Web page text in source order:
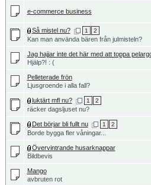
e-commerce business
Så mistel nu? 1 2
Kan man använda bären från julmisteln?
Jag hajjar inte det här med att toppa
Hjälp?! : (
Pelleterade frön
Ljusgroende i alla fall?
luktärt mfl nu? 1 2
räcker dagsljuset nu?
Det börjar bli fullt nu 1 2
Borde bygga fler våningar...
Övervintrande husarknappar
Bildbevis
Mango
avbruten rot